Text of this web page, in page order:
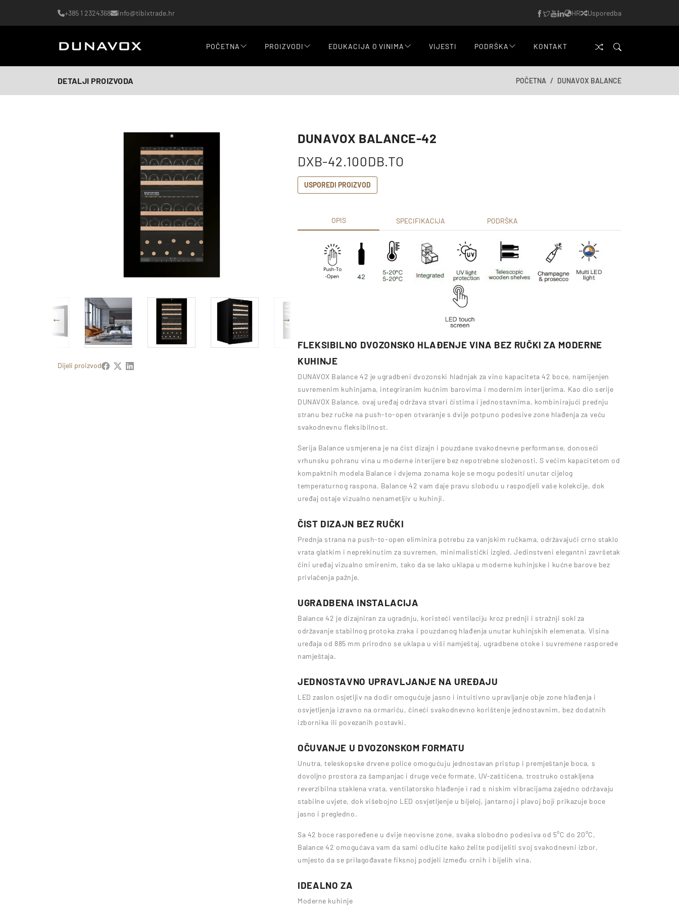
+385 1 2324368 info@tibixtrade.hr HR Usporedba
POČETNA PROIZVODI EDUKACIJA O VINIMA VIJESTI PODRŠKA KONTAKT
DETALJI PROIZVODA POČETNA DUNAVOX BALANCE
Dijeli proizvod
DUNAVOX BALANCE-42
DXB-42.100DB.TO
USPOREDI PROIZVOD
OPIS SPECIFIKACIJA PODRŠKA
FLEKSIBILNO DVOZONSKO HLAĐENJE VINA BEZ RUČKI ZA MODERNE
KUHINJE
DUNAVOX Balance 42 je ugradbeni dvozonski hladnjak za vino kapaciteta 42 boce, namijenjen
suvremenim kuhinjama, integriranim kućnim barovima i modernim interijerima. Kao dio serije
DUNAVOX Balance, ovaj uređaj održava stvari čistima i jednostavnima, kombinirajući prednju
stranu bez ručke na push-to-open otvaranje s dvije potpuno podesive zone hlađenja za veću
svakodnevnu fleksibilnost.
Serija Balance usmjerena je na čist dizajn i pouzdane svakodnevne performanse, donoseći
vrhunsku pohranu vina u moderne interijere bez nepotrebne složenosti. S većim kapacitetom od
kompaktnih modela Balance i dvjema zonama koje se mogu podesiti unutar cijelog
temperaturnog raspona, Balance 42 vam daje pravu slobodu u raspodjeli vaše kolekcije, dok
uređaj ostaje vizualno nenametljiv u kuhinji.
ČIST DIZAJN BEZ RUČKI
Prednja strana na push-to-open eliminira potrebu za vanjskim ručkama, održavajući crno staklo
vrata glatkim i neprekinutim za suvremen, minimalistički izgled. Jedinstveni elegantni završetak
čini uređaj vizualno smirenim, tako da se lako uklapa u moderne kuhinjske i kućne barove bez
privlačenja pažnje.
UGRADBENA INSTALACIJA
Balance 42 je dizajniran za ugradnju, koristeći ventilaciju kroz prednji i stražnji sokl za
održavanje stabilnog protoka zraka i pouzdanog hlađenja unutar kuhinjskih elemenata. Visina
uređaja od 885 mm prirodno se uklapa u viši namještaj, ugradbene otoke i suvremene rasporede
namještaja.
JEDNOSTAVNO UPRAVLJANJE NA UREĐAJU
LED zaslon osjetljiv na dodir omogućuje jasno i intuitivno upravljanje obje zone hlađenja i
osvjetljenja izravno na ormariću, čineći svakodnevno korištenje jednostavnim, bez dodatnih
izbornika ili povezanih postavki.
OČUVANJE U DVOZONSKOM FORMATU
Unutra, teleskopske drvene police omogućuju jednostavan pristup i premještanje boca, s
dovoljno prostora za šampanjac i druge veće formate. UV-zaštićena, trostruko ostakljena
reverzibilna staklena vrata, ventilatorsko hlađenje i rad s niskim vibracijama zajedno održavaju
stabilne uvjete, dok višebojno LED osvjetljenje u bijeloj, jantarnoj i plavoj boji prikazuje boce
jasno i pregledno.
Sa 42 boce raspoređene u dvije neovisne zone, svaka slobodno podesiva od 5°C do 20°C,
Balance 42 omogućava vam da sami odlučite kako želite podijeliti svoj svakodnevni izbor,
umjesto da se prilagođavate fiksnoj podjeli između crnih i bijelih vina.
IDEALNO ZA
Moderne kuhinje